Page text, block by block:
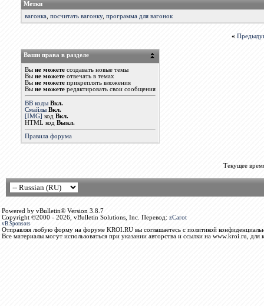
Метки
вагонка, посчитать вагонку, программа для вагонок
«
Ваши права в разделе
Вы не можетесоздавать новые темы
Вы не можетеотвечать в темах
Вы не можетеприкреплять вложения
Вы не можетередактировать свои сообщения
BB коды Вкл.
Смайлы Вкл.
[IMG] код Вкл.
HTML код Выкл.
Правила форума
Текущее
Powered by vBulletin® Version 3.8.7
Copyright ©2000 - 2026, vBulletin Solutions, Inc. Перевод: zCarot
vB.Sponsors
Отправляя любую форму на форуме KROI.RU вы соглашаетесь с политикой
Все материалы могут использоваться при указании авторства и ссылки на www.kroi.ru, для